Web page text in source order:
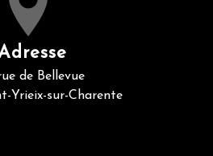
de Bellevue
Yrieix-sur-Charente